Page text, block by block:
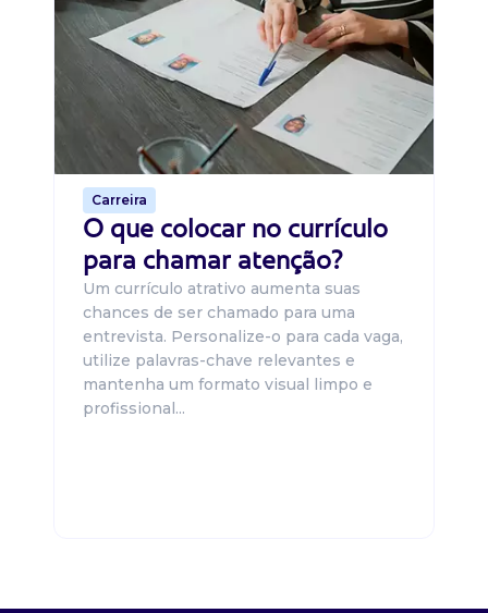
Carreira
O que colocar no currículo
para chamar atenção?
Um currículo atrativo aumenta suas
chances de ser chamado para uma
entrevista. Personalize-o para cada vaga,
utilize palavras-chave relevantes e
mantenha um formato visual limpo e
profissional...